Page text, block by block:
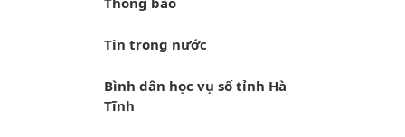
Tin trong nước
Bình dân học vụ số tỉnh Hà
Tĩnh